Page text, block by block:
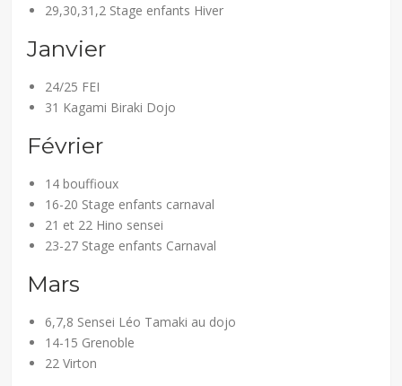
29,30,31,2 Stage enfants Hiver
Janvier
24/25 FEI
31 Kagami Biraki Dojo
Février
14 bouffioux
16-20 Stage enfants carnaval
21 et 22 Hino sensei
23-27 Stage enfants Carnaval
Mars
6,7,8 Sensei Léo Tamaki au dojo
14-15 Grenoble
22 Virton